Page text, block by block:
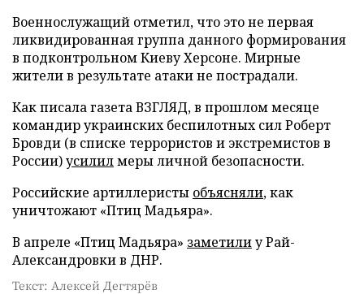
Военнослужащий отметил, что это не первая
ликвидированная группа данного формирования
в подконтрольном Киеву Херсоне. Мирные
жители в результате атаки не пострадали.
Как писала газета ВЗГЛЯД, в прошлом месяце
командир украинских беспилотных сил Роберт
Бровди (в списке террористов и экстремистов в
России)усилилмеры личной безопасности.
Российские артиллеристы объясняли, как
уничтожают «Птиц Мадьяра».
В апреле «Птиц Мадьяра» заметилиу Рай-
Александровки в ДНР.
Текст: Алексей Дегтярёв